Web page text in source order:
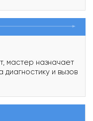
мастер назначает
диагностику и вызов